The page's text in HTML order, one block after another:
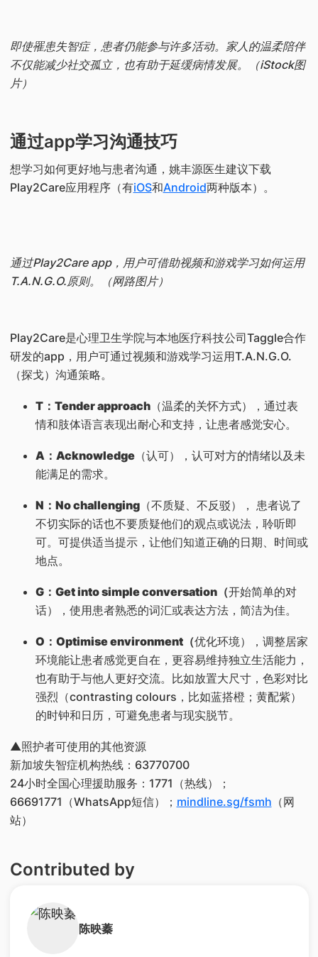
即使罹患失智症，患者仍能参与许多活动。家人的温柔陪伴
不仅能减少社交孤立，也有助于延缓病情发展。（iStock图
片）
通过app学习沟通技巧
想学习如何更好地与患者沟通，姚丰源医生建议下载
Play2Care应用程序（有iOS和Android两种版本）。
通过Play2Care app，用户可借助视频和游戏学习如何运用
T.A.N.G.O.原则。（网路图片）
Play2Care是心理卫生学院与本地医疗科技公司Taggle合作
研发的app，用户可通过视频和游戏学习运用T.A.N.G.O.
（探戈）沟通策略。
T：Tender approach（温柔的关怀方式），通过表
情和肢体语言表现出耐心和支持，让患者感觉安心。
A：Acknowledge（认可），认可对方的情绪以及未
能满足的需求。
N：No challenging（不质疑、不反驳）， 患者说了
不切实际的话也不要质疑他们的观点或说法，聆听即
可。可提供适当提示，让他们知道正确的日期、时间或
地点。
G：Get into simple conversation（开始简单的对
话），使用患者熟悉的词汇或表达方法，简洁为佳。
O：Optimise environment（优化环境），调整居家
环境能让患者感觉更自在，更容易维持独立生活能力，
也有助于与他人更好交流。比如放置大尺寸，色彩对比
强烈（contrasting colours，比如蓝搭橙；黄配紫）
的时钟和日历，可避免患者与现实脱节。
▲照护者可使用的其他资源
新加坡失智症机构热线：63770700
24小时全国心理援助服务：1771（热线）；
66691771（WhatsApp短信）； mindline.sg/fsmh （网
站）
Contributed by
陈映蓁